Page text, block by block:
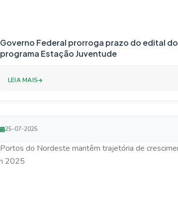
Governo Federal prorroga prazo do edital do
programa Estação Juventude
LEIA MAIS
25-07-2025